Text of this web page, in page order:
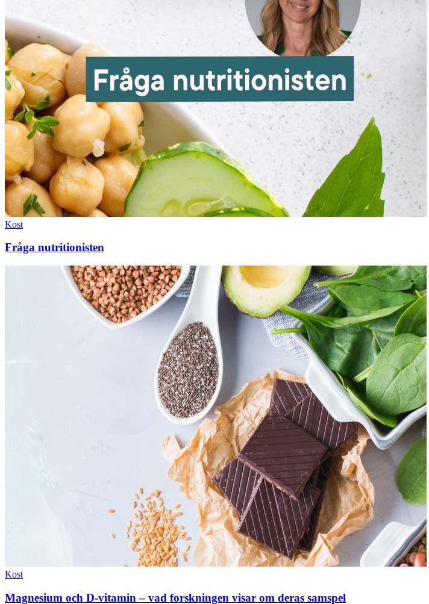
Kost
Fråga nutritionisten
Kost
Magnesium och D-vitamin – vad forskningen visar om deras samspel